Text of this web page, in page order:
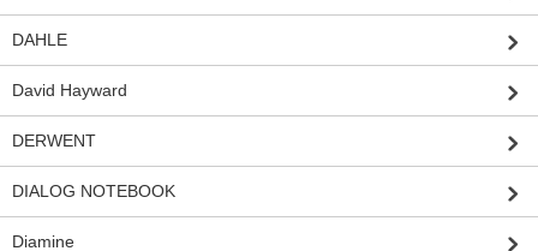
DAHLE
David Hayward
DERWENT
DIALOG NOTEBOOK
Diamine